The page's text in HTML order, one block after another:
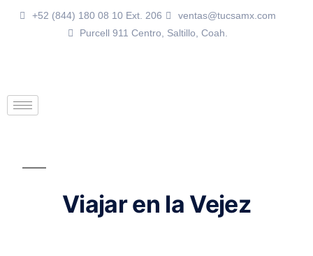
+52 (844) 180 08 10 Ext. 206
ventas@tucsamx.com
Purcell 911 Centro, Saltillo, Coah.
Viajar en la Vejez